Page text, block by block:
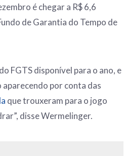
é chegar a R$ 6,6
de Garantia do Tempo de
FGTS disponível para o ano, e
por conta das
que trouxeram para o jogo
disse Wermelinger.